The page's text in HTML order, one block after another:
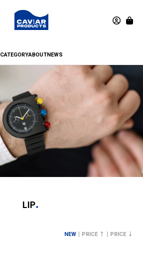
CATEGORYABOUTNEWS
LIP
NEW PRICE ↑ PRICE ↓